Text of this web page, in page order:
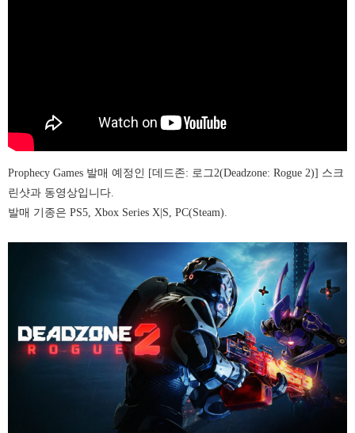
Prophecy Games 발매 예정인 [데드존: 로그2(Deadzone: Rogue 2)] 스크
린샷과 동영상입니다.
발매 기종은 PS5, Xbox Series X|S, PC(Steam).